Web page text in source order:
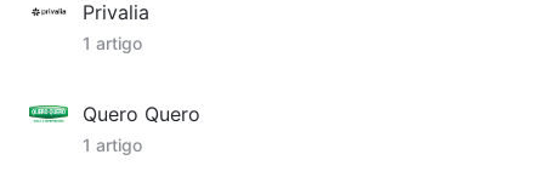
Privalia
1 artigo
Quero Quero
1 artigo